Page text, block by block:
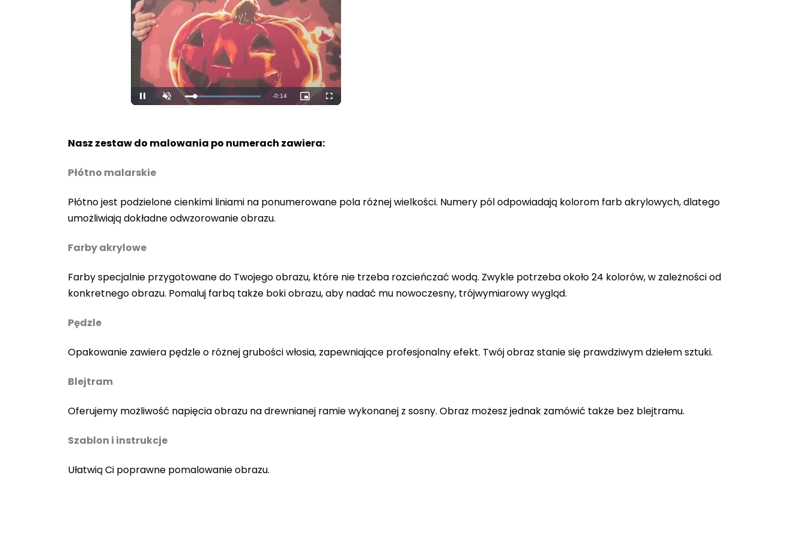
Pause Unmute Loaded:
100.00%
Remaining
-0:12
Picture-
in-
Fullscreen
Nasz zestaw do malowania po numerach zawiera:
Płótno malarskie
Płótno jest podzielone cienkimi liniami na ponumerowane pola różnej wielkości. Numery pól odpowiadają kolorom farb akrylowych, dlatego
umożliwiają dokładne odwzorowanie obrazu.
Farby akrylowe
Farby specjalnie przygotowane do Twojego obrazu, które nie trzeba rozcieńczać wodą. Zwykle potrzeba około 24 kolorów, w zależności od
konkretnego obrazu. Pomaluj farbą także boki obrazu, aby nadać mu nowoczesny, trójwymiarowy wygląd.
Pędzle
Opakowanie zawiera pędzle o różnej grubości włosia, zapewniające profesjonalny efekt. Twój obraz stanie się prawdziwym dziełem sztuki.
Blejtram
Oferujemy możliwość napięcia obrazu na drewnianej ramie wykonanej z sosny. Obraz możesz jednak zamówić także bez blejtramu.
Szablon i instrukcje
Ułatwią Ci poprawne pomalowanie obrazu.